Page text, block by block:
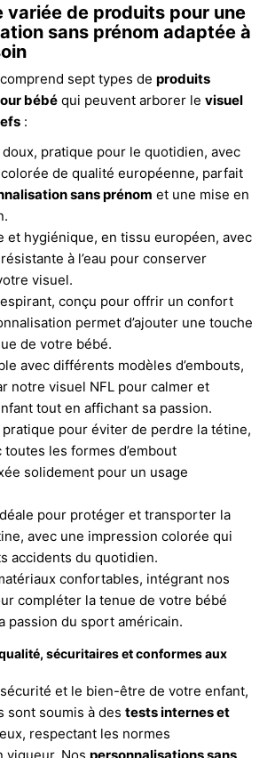
variée de produits pour une
sans prénom adaptée à
sept types de produits
bébé qui peuvent arborer le visuel
:
pratique pour le quotidien, avec
de qualité européenne, parfait
sans prénom et une mise en
et hygiénique, en tissu européen, avec
à l’eau pour conserver
visuel.
conçu pour offrir un confort
permet d’ajouter une touche
de votre bébé.
avec différents modèles d’embouts,
notre visuel NFL pour calmer et
tout en affichant sa passion.
pratique pour éviter de perdre la tétine,
les formes d’embout
solidement pour un usage
pour protéger et transporter la
avec une impression colorée qui
accidents du quotidien.
confortables, intégrant nos
compléter la tenue de votre bébé
passion du sport américain.
sécuritaires et conformes aux
et le bien-être de votre enfant,
sont soumis à des tests internes et
respectant les normes